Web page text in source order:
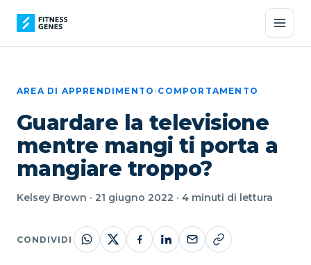
AREA DI APPRENDIMENTO›COMPORTAMENTO
Guardare la televisione
mentre mangi ti porta a
mangiare troppo?
Kelsey Brown · 21 giugno 2022 · 4 minuti di lettura
CONDIVIDI